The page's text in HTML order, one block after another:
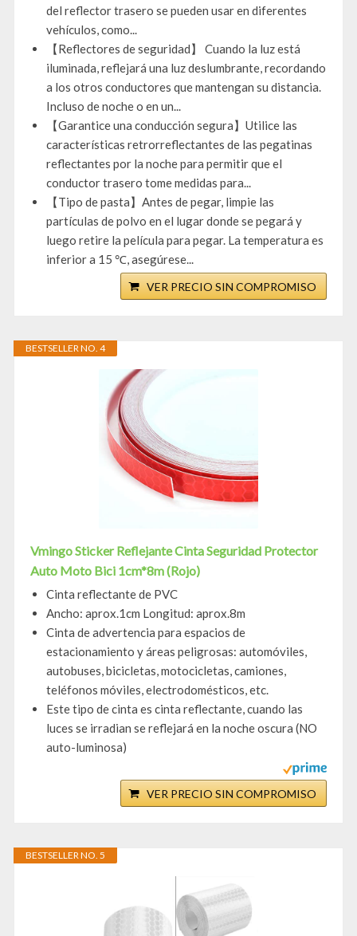
del reflector trasero se pueden usar en diferentes
vehículos, como...
【Reflectores de seguridad】 Cuando la luz está
iluminada, reflejará una luz deslumbrante, recordando
a los otros conductores que mantengan su distancia.
Incluso de noche o en un...
【Garantice una conducción segura】Utilice las
características retrorreflectantes de las pegatinas
reflectantes por la noche para permitir que el
conductor trasero tome medidas para...
【Tipo de pasta】Antes de pegar, limpie las
partículas de polvo en el lugar donde se pegará y
luego retire la película para pegar. La temperatura es
inferior a 15 ℃, asegúrese...
VER PRECIO SIN COMPROMISO
BESTSELLER NO. 4
Vmingo Sticker Reflejante Cinta Seguridad Protector
Auto Moto Bici 1cm*8m (Rojo)
Cinta reflectante de PVC
Ancho: aprox.1cm Longitud: aprox.8m
Cinta de advertencia para espacios de
estacionamiento y áreas peligrosas: automóviles,
autobuses, bicicletas, motocicletas, camiones,
teléfonos móviles, electrodomésticos, etc.
Este tipo de cinta es cinta reflectante, cuando las
luces se irradian se reflejará en la noche oscura (NO
auto-luminosa)
VER PRECIO SIN COMPROMISO
BESTSELLER NO. 5